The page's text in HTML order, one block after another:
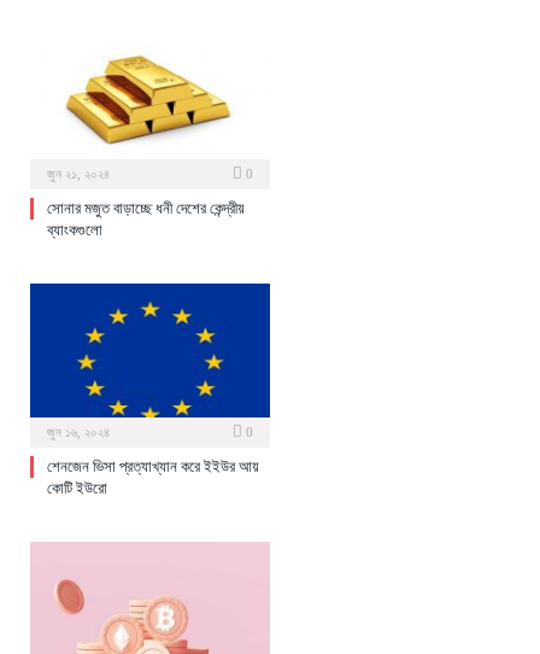
জুন ২১, ২০২৪ 0
সোনার মজুত বাড়াচ্ছে ধনী দেশের কেন্দ্রীয়
ব্যাংকগুলো
জুন ১৬, ২০২৪ 0
শেনজেন ভিসা প্রত্যাখ্যান করে ইইউর আয়
কোটি ইউরো